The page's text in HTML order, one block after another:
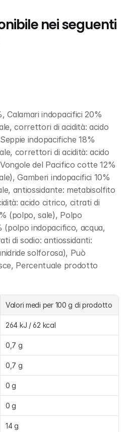
nei seguenti
Calamari indopacifici 20%
correttori di acidità: acido
indopacifiche 18%
correttori di acidità: acido
del Pacifico cotte 12%
Gamberi indopacifici 10%
antiossidante: metabisolfito
acido citrico, citrati di
(polpo, sale), Polpo
indopacifico, acqua,
di sodio: antiossidanti:
solforosa), Può
Percentuale prodotto
Valori medi per 100 g di prodotto
264 kJ / 62 kcal
0,7 g
0,7 g
0 g
0 g
14 g